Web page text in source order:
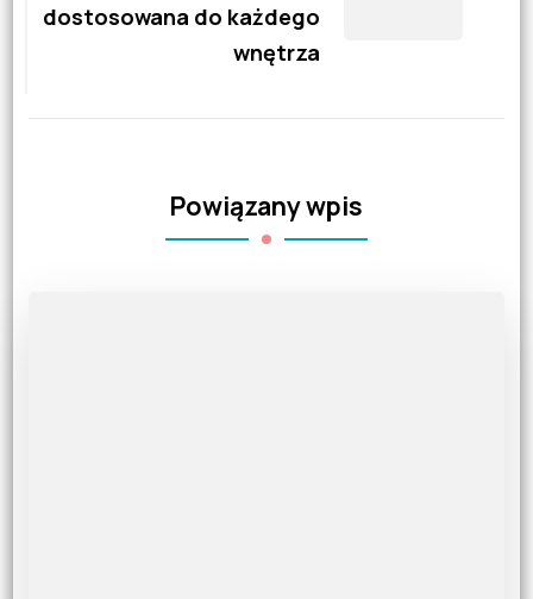
dostosowana do każdego
wnętrza
Powiązany wpis